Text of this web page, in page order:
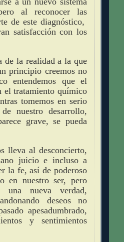
al reconocer las
de este diagnóstico,
satisfacción con los
de la realidad a la que
principio creemos no
entendemos que el
el tratamiento químico
tomemos en serio
nuestro desarrollo,
grave, se pueda
lleva al desconcierto,
juicio e incluso a
la fe, así de poderoso
en nuestro ser, pero
nueva verdad,
deseos no
apesadumbrado,
y sentimientos